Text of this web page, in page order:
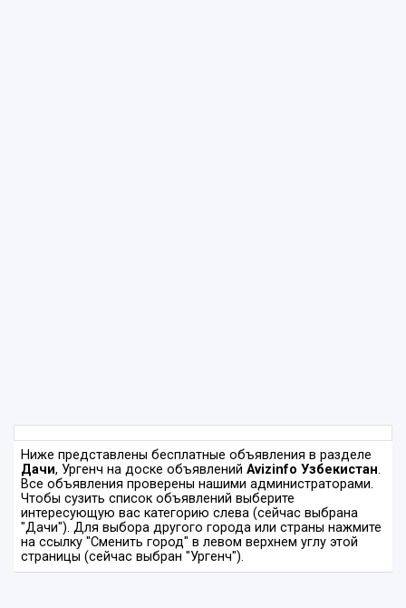
Ниже представлены бесплатные объявления в разделе
Дачи, Ургенч на доске объявлений Avizinfo Узбекистан.
Все объявления проверены нашими администраторами.
Чтобы сузить список объявлений выберите
интересующую вас категорию слева (сейчас выбрана
"Дачи"). Для выбора другого города или страны нажмите
на ссылку "Сменить город" в левом верхнем углу этой
страницы (сейчас выбран "Ургенч").